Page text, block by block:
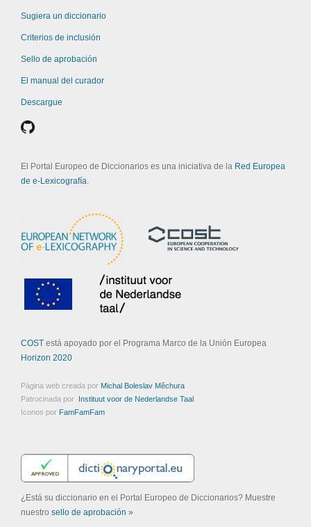
Sugiera un diccionario
Criterios de inclusión
Sello de aprobación
El manual del curador
Descargue
El Portal Europeo de Diccionarios es una iniciativa de la Red Europea
de e-Lexicografía.
COSTestá apoyado por el Programa Marco de la Unión Europea
Horizon 2020
Página web creada por Michal Boleslav Měchura
Patrocinada por Instituut voor de Nederlandse Taal
Iconos por FamFamFam
¿Está su diccionario en el Portal Europeo de Diccionarios? Muestre
nuestro sello de aprobación »